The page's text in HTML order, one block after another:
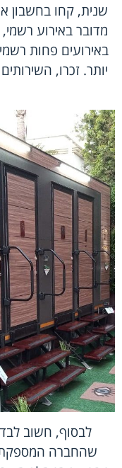
שנית, קחו בחשבון
מדובר באירוע
באירועים פחות
יותר. זכרו,
לבסוף, חשוב
שהחברה המספקת